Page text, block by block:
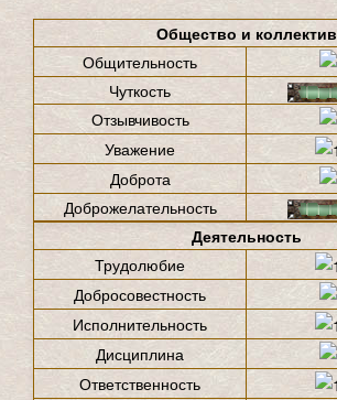
Общество и коллектив
Общительность
Чуткость
Отзывчивость
Уважение
Доброта
Доброжелательность
Деятельность
Трудолюбие
Добросовестность
Исполнительность
Дисциплина
Ответственность